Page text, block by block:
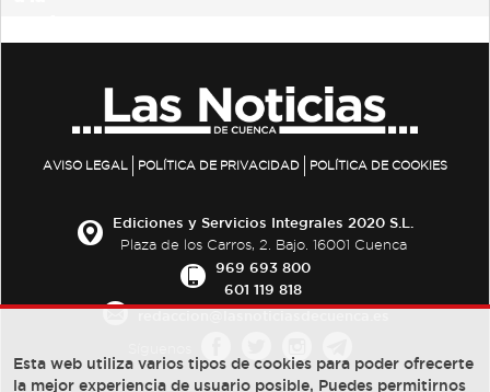
AVISO LEGAL POLÍTICA DE PRIVACIDAD POLÍTICA DE COOKIES
Ediciones y Servicios Integrales 2020 S.L.
Plaza de los Carros, 2. Bajo. 16001 Cuenca
969 693 800
601 119 818
Esta web utiliza varios tipos de cookies para poder ofrecerte
la mejor experiencia de usuario posible, Puedes permitirnos